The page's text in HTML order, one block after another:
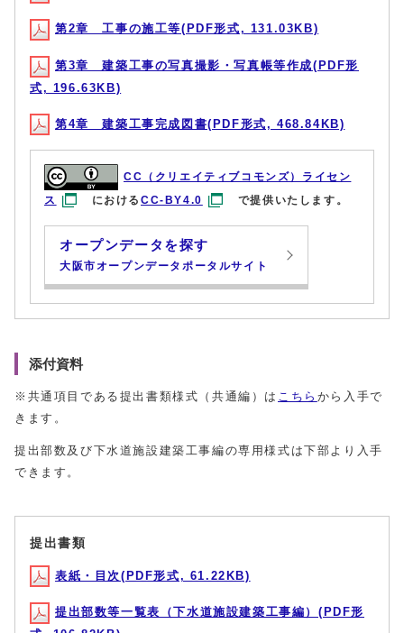
第2章 工事の施工等(PDF形式, 131.03KB)
第3章 建築工事の写真撮影・写真帳等作成(PDF形
式, 196.63KB)
第4章 建築工事完成図書(PDF形式, 468.84KB)
CC（クリエイティブコモンズ）ライセン
ス
におけるCC-BY4.0 で提供いたします。
オープンデータを探す
大阪市オープンデータポータルサイト
添付資料
※共通項目である提出書類様式（共通編）は こちら から入手で
きます。
提出部数及び下水道施設建築工事編の専用様式は下部より入手
できます。
提出書類
表紙・目次(PDF形式, 61.22KB)
提出部数等一覧表（下水道施設建築工事編）(PDF形